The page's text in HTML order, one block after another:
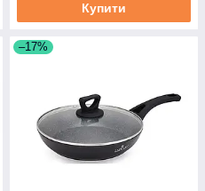
Купити
–17%